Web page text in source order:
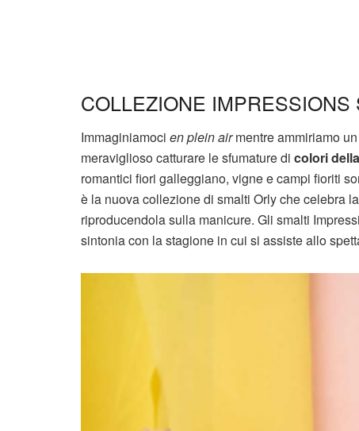
COLLEZIONE
Immaginiamoci en plein airmentre ammiriamo
meraviglioso catturare le sfumature di colori
romantici fiori galleggiano, vigne e campi fioriti
è la nuova collezione di smalti Orly che celebra
riproducendola sulla manicure. Gli smalti
sintonia con la stagione in cui si assiste allo